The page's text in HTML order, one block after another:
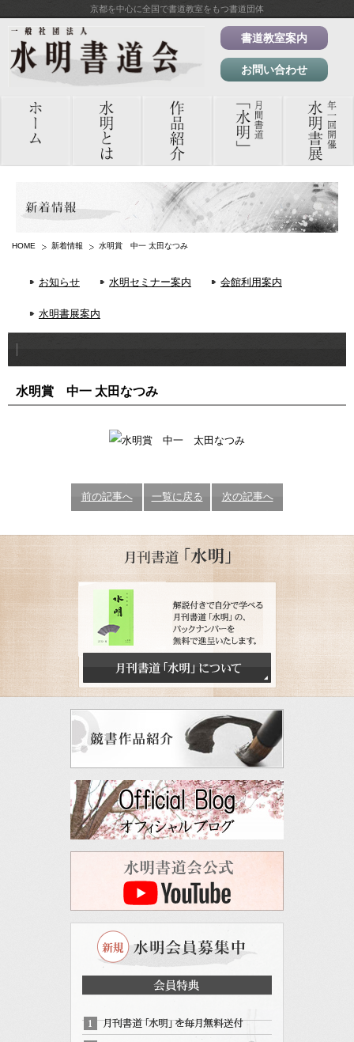
京都を中心に全国で書道教室をもつ書道団体
書道教室案内
お問い合わせ
HOME 新着情報 水明賞 中一 太田なつみ
お知らせ 水明セミナー案内 会館利用案内
水明書展案内
水明賞 中一 太田なつみ
前の記事へ 一覧に戻る 次の記事へ